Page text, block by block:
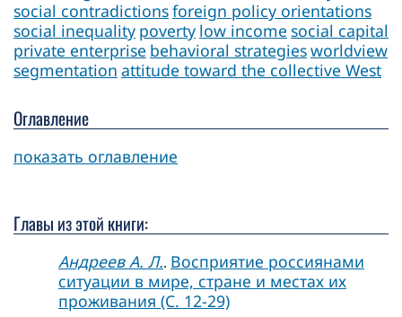
social contradictionsforeign policy orientations
social inequality poverty low income social capital
private enterprise behavioral strategiesworldview
segmentation attitude toward the collective West
Оглавление
показать оглавление
Главы из этой книги:
Андреев А. Л.. Восприятие россиянами
ситуации в мире, стране и местах их
проживания (C. 12-29)